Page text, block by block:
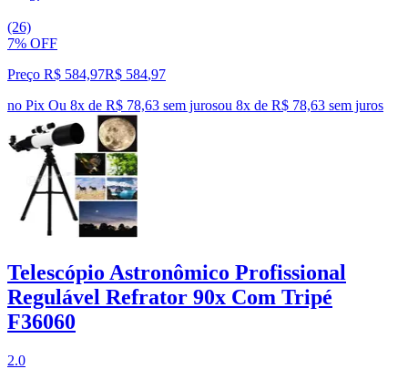
(26)
7% OFF
Preço R$ 584,97R$ 584,97
no Pix Ou 8x de R$ 78,63 sem jurosou 8x de R$ 78,63 sem juros
Telescópio Astronômico Profissional
Regulável Refrator 90x Com Tripé
F36060
2.0